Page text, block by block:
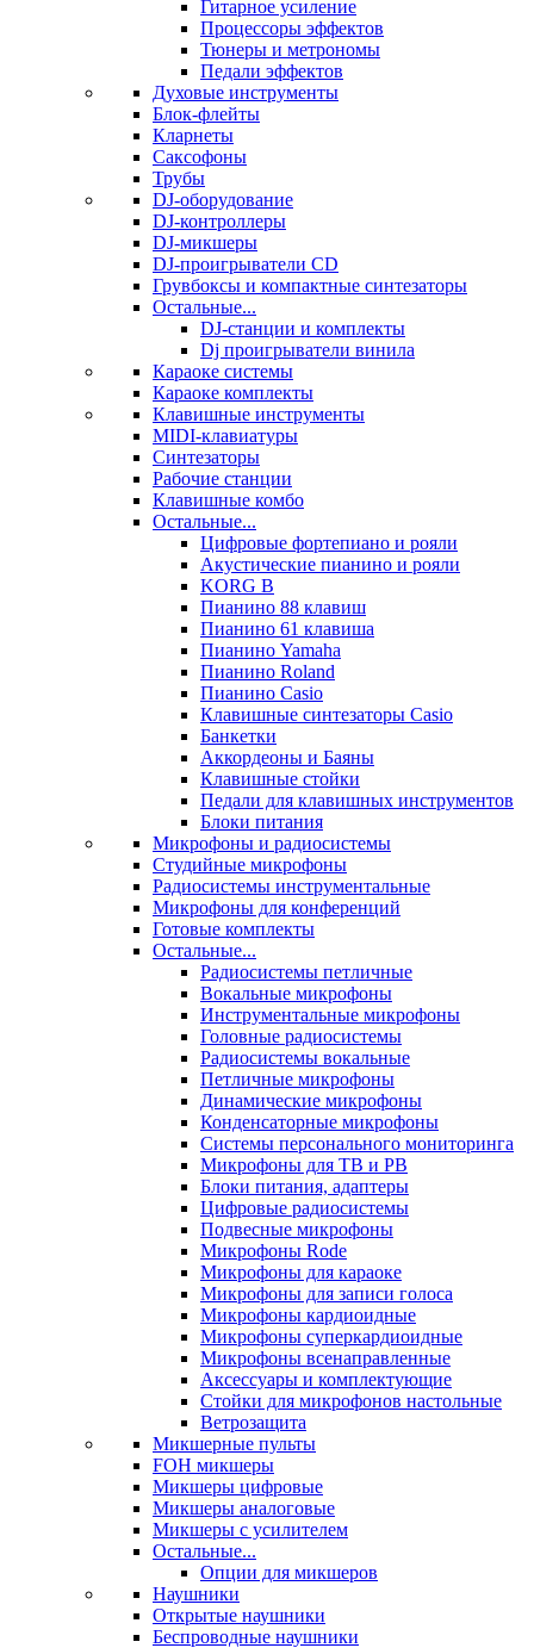
Гитарное усиление
Процессоры эффектов
Тюнеры и метрономы
Педали эффектов
Духовые инструменты
Блок-флейты
Кларнеты
Саксофоны
Трубы
DJ-оборудование
DJ-контроллеры
DJ-микшеры
DJ-проигрыватели CD
Грувбоксы и компактные синтезаторы
Остальные...
DJ-станции и комплекты
Dj проигрыватели винила
Караоке системы
Караоке комплекты
Клавишные инструменты
MIDI-клавиатуры
Синтезаторы
Рабочие станции
Клавишные комбо
Остальные...
Цифровые фортепиано и рояли
Акустические пианино и рояли
KORG B
Пианино 88 клавиш
Пианино 61 клавиша
Пианино Yamaha
Пианино Roland
Пианино Casio
Клавишные синтезаторы Casio
Банкетки
Аккордеоны и Баяны
Клавишные стойки
Педали для клавишных инструментов
Блоки питания
Микрофоны и радиосистемы
Студийные микрофоны
Радиосистемы инструментальные
Микрофоны для конференций
Готовые комплекты
Остальные...
Радиосистемы петличные
Вокальные микрофоны
Инструментальные микрофоны
Головные радиосистемы
Радиосистемы вокальные
Петличные микрофоны
Динамические микрофоны
Конденсаторные микрофоны
Системы персонального мониторинга
Микрофоны для ТВ и РВ
Блоки питания, адаптеры
Цифровые радиосистемы
Подвесные микрофоны
Микрофоны Rode
Микрофоны для караоке
Микрофоны для записи голоса
Микрофоны кардиоидные
Микрофоны суперкардиоидные
Микрофоны всенаправленные
Аксессуары и комплектующие
Стойки для микрофонов настольные
Ветрозащита
Микшерные пульты
FOH микшеры
Микшеры цифровые
Микшеры аналоговые
Микшеры с усилителем
Остальные...
Опции для микшеров
Наушники
Открытые наушники
Беспроводные наушники